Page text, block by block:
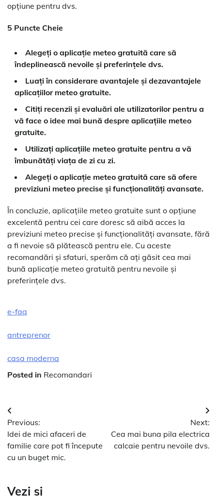
opțiune pentru dvs.
5 Puncte Cheie
Alegeți o aplicație meteo gratuită care să
îndeplinească nevoile și preferințele dvs.
Luați în considerare avantajele și dezavantajele
aplicațiilor meteo gratuite.
Citiți recenzii și evaluări ale utilizatorilor pentru a
vă face o idee mai bună despre aplicațiile meteo
gratuite.
Utilizați aplicațiile meteo gratuite pentru a vă
îmbunătăți viața de zi cu zi.
Alegeți o aplicație meteo gratuită care să ofere
previziuni meteo precise și funcționalități avansate.
În concluzie, aplicațiile meteo gratuite sunt o opțiune
excelentă pentru cei care doresc să aibă acces la
previziuni meteo precise și funcționalități avansate, fără
a fi nevoie să plătească pentru ele. Cu aceste
recomandări și sfaturi, sperăm că ați găsit cea mai
bună aplicație meteo gratuită pentru nevoile și
preferințele dvs.
e-faq
antreprenor
casa moderna
Posted in Recomandari
Navigare
în
articole
Previous:
Idei de mici afaceri de
familie care pot fi începute
cu un buget mic.
Next:
Cea mai buna pila electrica
calcaie pentru nevoile dvs.
Vezi si